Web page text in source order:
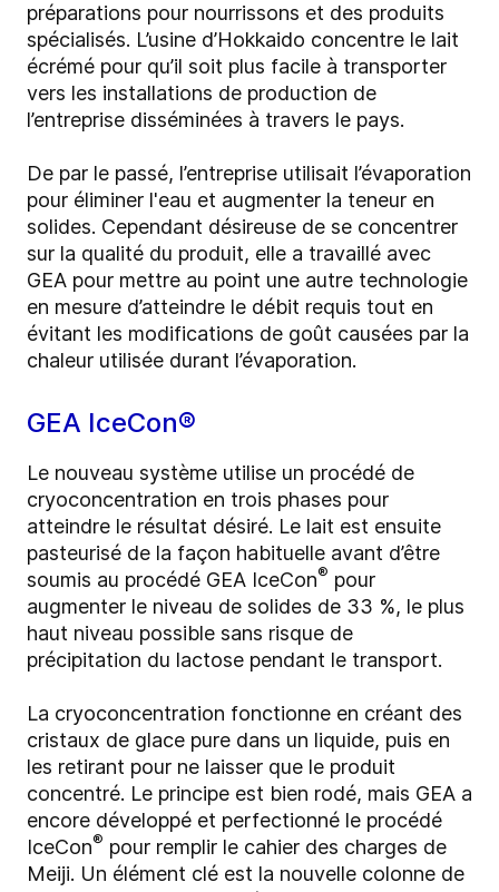
préparations pour nourrissons et des produits
spécialisés. L’usine d’Hokkaido concentre le lait
écrémé pour qu’il soit plus facile à transporter
vers les installations de production de
l’entreprise disséminées à travers le pays.
De par le passé, l’entreprise utilisait l’évaporation
pour éliminer l'eau et augmenter la teneur en
solides. Cependant désireuse de se concentrer
sur la qualité du produit, elle a travaillé avec
GEA pour mettre au point une autre technologie
en mesure d’atteindre le débit requis tout en
évitant les modifications de goût causées par la
chaleur utilisée durant l’évaporation.
GEA IceCon®
Le nouveau système utilise un procédé de
cryoconcentration en trois phases pour
atteindre le résultat désiré. Le lait est ensuite
pasteurisé de la façon habituelle avant d’être
soumis au procédé GEA IceCon® pour
augmenter le niveau de solides de 33 %, le plus
haut niveau possible sans risque de
précipitation du lactose pendant le transport.
La cryoconcentration fonctionne en créant des
cristaux de glace pure dans un liquide, puis en
les retirant pour ne laisser que le produit
concentré. Le principe est bien rodé, mais GEA a
encore développé et perfectionné le procédé
IceCon® pour remplir le cahier des charges de
Meiji. Un élément clé est la nouvelle colonne de